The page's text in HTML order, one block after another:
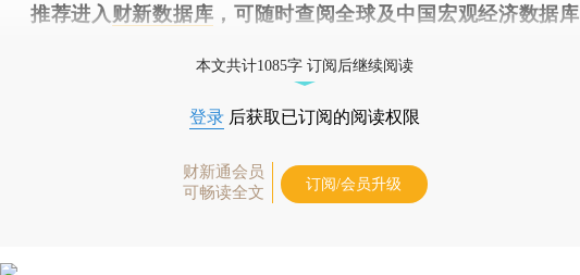
推荐进入 财新数据库 ，可随时查阅全球及中国宏观经济数据库
本文共计1085字 订阅后继续阅读
登录 后获取已订阅的阅读权限
财新通会员
可畅读全文
订阅/会员升级